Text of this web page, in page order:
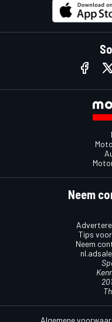
Neem
Tips
Neem
Algemene